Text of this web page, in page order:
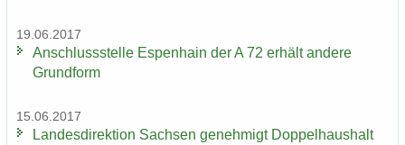
19.06.2017
An­schluss­stel­le Es­pen­hain der A 72 er­hält an­de­re
Grund­form
15.06.2017
Lan­des­di­rek­ti­on Sach­sen ge­neh­migt Dop­pel­haus­halt